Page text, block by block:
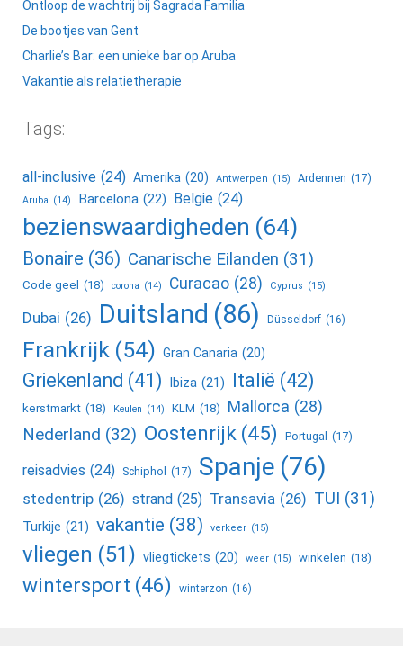
Ontloop de wachtrij bij Sagrada Familia
De bootjes van Gent
Charlie’s Bar: een unieke bar op Aruba
Vakantie als relatietherapie
Tags:
all-inclusive (24) Amerika (20) Antwerpen (15) Ardennen (17)
Aruba (14) Barcelona (22) Belgie (24)
bezienswaardigheden (64)
Bonaire (36) Canarische Eilanden (31)
Code geel (18) corona (14) Curacao (28) Cyprus (15)
Dubai (26) Duitsland (86) Düsseldorf (16)
Frankrijk (54) Gran Canaria (20)
Griekenland (41) Ibiza (21) Italië (42)
kerstmarkt (18) Keulen (14) KLM (18) Mallorca (28)
Nederland (32) Oostenrijk (45) Portugal (17)
reisadvies (24) Schiphol (17) Spanje (76)
stedentrip (26) strand (25) Transavia (26) TUI (31)
Turkije (21) vakantie (38) verkeer (15)
vliegen (51) vliegtickets (20) weer (15) winkelen (18)
wintersport (46) winterzon (16)